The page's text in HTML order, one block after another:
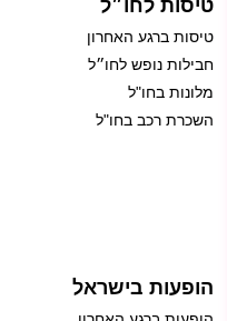
טיסות לחו״ל
טיסות ברגע האחרון
חבילות נופש לחו״ל
מלונות בחו"ל
השכרת רכב בחו"ל
הופעות בישראל